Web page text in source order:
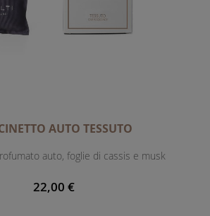
AUTO TESSUTO
auto, foglie di cassis e musk
22,00 €